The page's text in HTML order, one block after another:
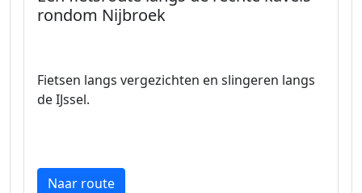
rondom Nijbroek
Fietsen langs vergezichten en slingeren langs
de IJssel.
Naar route